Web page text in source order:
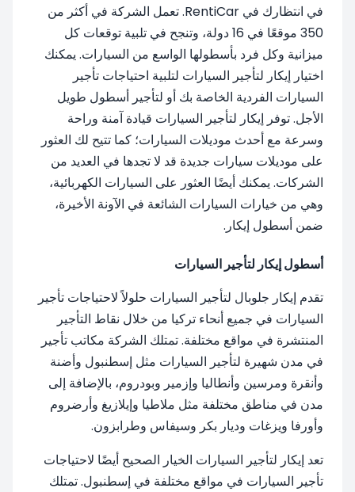
في انتظارك في RentiCar. تعمل الشركة في أكثر من
350 موقعًا في 16 دولة، وتنجح في تلبية توقعات كل
ميزانية وكل فرد بأسطولها الواسع من السيارات. يمكنك
اختيار إيكار لتأجير السيارات لتلبية احتياجات تأجير
السيارات الفردية الخاصة بك أو لتأجير أسطول طويل
الأجل. توفر إيكار لتأجير السيارات قيادة آمنة وراحة
وسرعة مع أحدث موديلات السيارات؛ كما تتيح لك العثور
على موديلات سيارات جديدة قد لا تجدها في العديد من
الشركات. يمكنك أيضًا العثور على السيارات الكهربائية،
وهي من خيارات السيارات الشائعة في الآونة الأخيرة،
ضمن أسطول إيكار.
أسطول إيكار لتأجير السيارات
تقدم إيكار جلوبال لتأجير السيارات حلولاً لاحتياجات تأجير
السيارات في جميع أنحاء تركيا من خلال نقاط التأجير
المنتشرة في مواقع مختلفة. تمتلك الشركة مكاتب تأجير
في مدن شهيرة لتأجير السيارات مثل إسطنبول وأضنة
وأنقرة ومرسين وأنطاليا وإزمير وبودروم، بالإضافة إلى
مدن في مناطق مختلفة مثل ملاطيا وإيلازيغ وأرضروم
وأورفا ويزغات وديار بكر وسيفاس وطرابزون.
تعد إيكار لتأجير السيارات الخيار الصحيح أيضًا لاحتياجات
تأجير السيارات في مواقع مختلفة في إسطنبول. تمتلك